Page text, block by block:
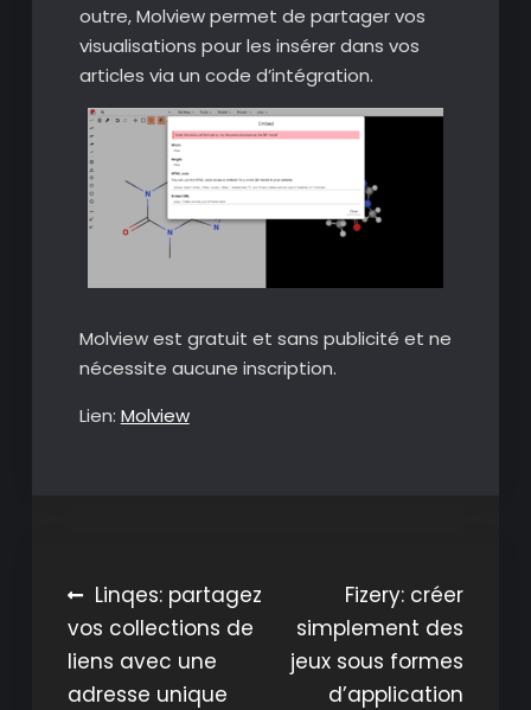
outre, Molview permet de partager vos
visualisations pour les insérer dans vos
articles via un code d’intégration.
Molview est gratuit et sans publicité et ne
nécessite aucune inscription.
Lien: Molview
Navigation
de
l’article
Linqes: partagez
vos collections de
liens avec une
adresse unique
Fizery: créer
simplement des
jeux sous formes
d’application